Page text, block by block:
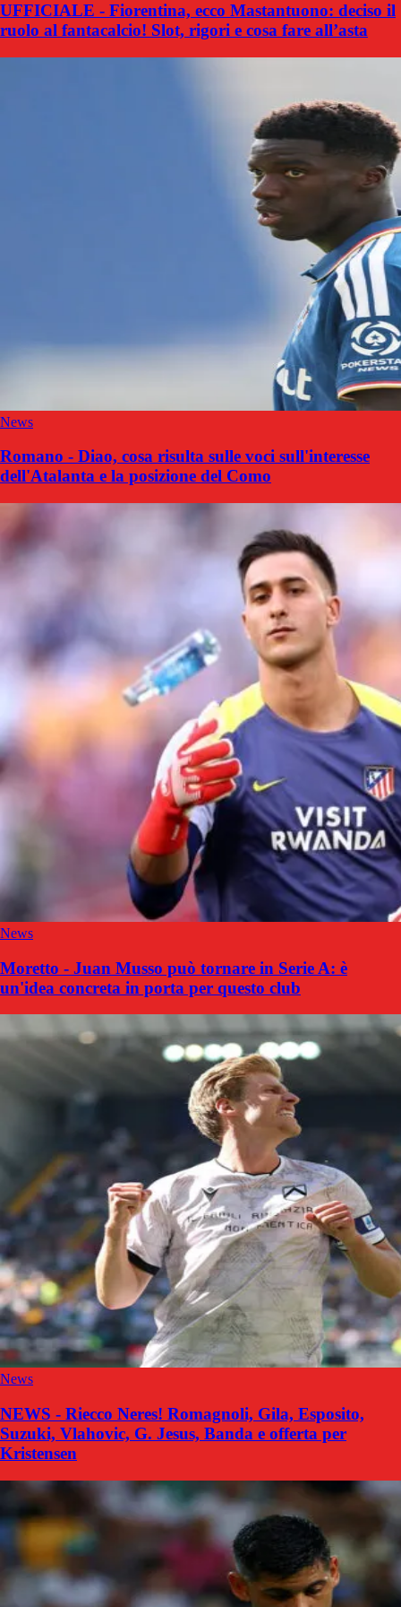
UFFICIALE - Fiorentina, ecco Mastantuono: deciso il
ruolo al fantacalcio! Slot, rigori e cosa fare all’asta
News
Romano - Diao, cosa risulta sulle voci sull'interesse
dell'Atalanta e la posizione del Como
News
Moretto - Juan Musso può tornare in Serie A: è
un'idea concreta in porta per questo club
News
NEWS - Riecco Neres! Romagnoli, Gila, Esposito,
Suzuki, Vlahovic, G. Jesus, Banda e offerta per
Kristensen